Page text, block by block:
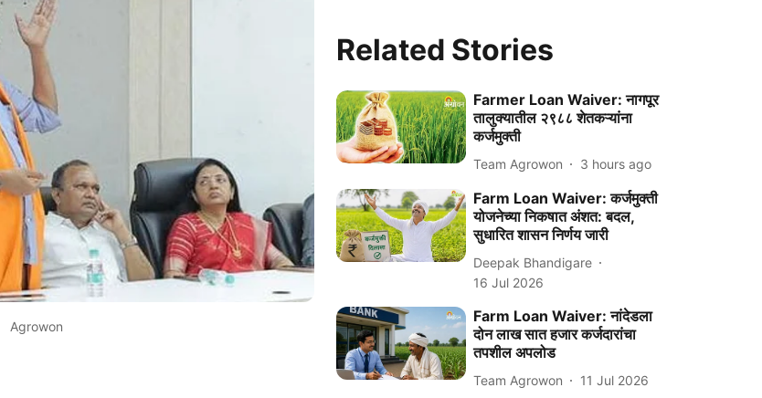
Agrowon
Related Stories
Farmer Loan Waiver: नागपूर
तालुक्यातील २९८८ शेतकऱ्यांना
कर्जमुक्ती
Team Agrowon 3 hours ago
Farm Loan Waiver: कर्जमुक्ती
योजनेच्या निकषात अंशत: बदल,
सुधारित शासन निर्णय जारी
Deepak Bhandigare
16 Jul 2026
Farm Loan Waiver: नांदेडला
दोन लाख सात हजार कर्जदारांचा
तपशील अपलोड
Team Agrowon 11 Jul 2026